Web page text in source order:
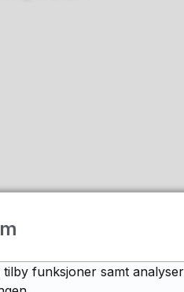
funksjoner samt